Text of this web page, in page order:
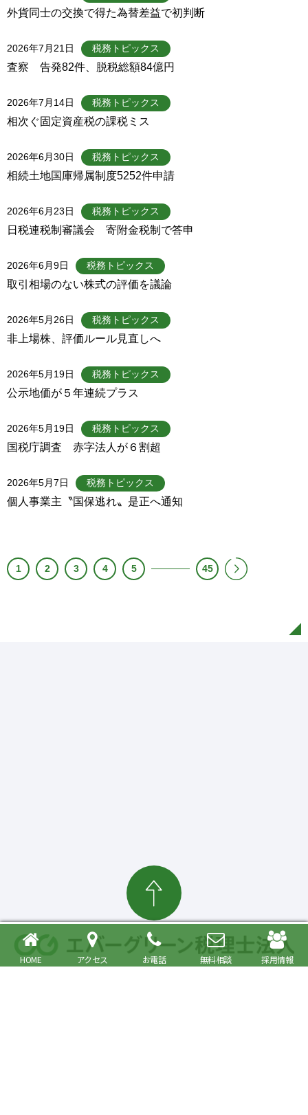
HOME アクセス お電話 無料相談 採用情報
外貨同士の交換で得た為替差益で初判断
2026年7月21日 税務トピックス
査察 告発82件、脱税総額84億円
2026年7月14日 税務トピックス
相次ぐ固定資産税の課税ミス
2026年6月30日 税務トピックス
相続土地国庫帰属制度5252件申請
2026年6月23日 税務トピックス
日税連税制審議会 寄附金税制で答申
2026年6月9日 税務トピックス
取引相場のない株式の評価を議論
2026年5月26日 税務トピックス
非上場株、評価ルール見直しへ
2026年5月19日 税務トピックス
公示地価が５年連続プラス
2026年5月19日 税務トピックス
国税庁調査 赤字法人が６割超
2026年5月7日 税務トピックス
個人事業主〝国保逃れ〟是正へ通知
1 2 3 4 5 45